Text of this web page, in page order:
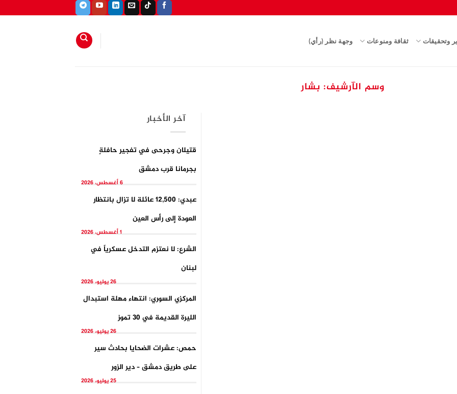
وتحقيقات ثقافة ومنوعات وجهة نظر (رأي)
وسم الآرشيف: بشار
آخر الأخبار
قتيلان وجرحى في تفجيرِ حافلةٍ
بجرمانا قرب دمشق
6 أغسطس، 2026
عبدي: 12,500 عائلة لا تزال بانتظار
العودة إلى رأس العين
1 أغسطس، 2026
الشرع: لا نعتزم التدخل عسكرياً في
لبنان
26 يوليو، 2026
المركزي السوري: انتهاء مهلة استبدال
الليرة القديمة في 30 تموز
26 يوليو، 2026
حمص: عشرات الضحايا بحادث سير
على طريق دمشق – دير الزور
25 يوليو، 2026